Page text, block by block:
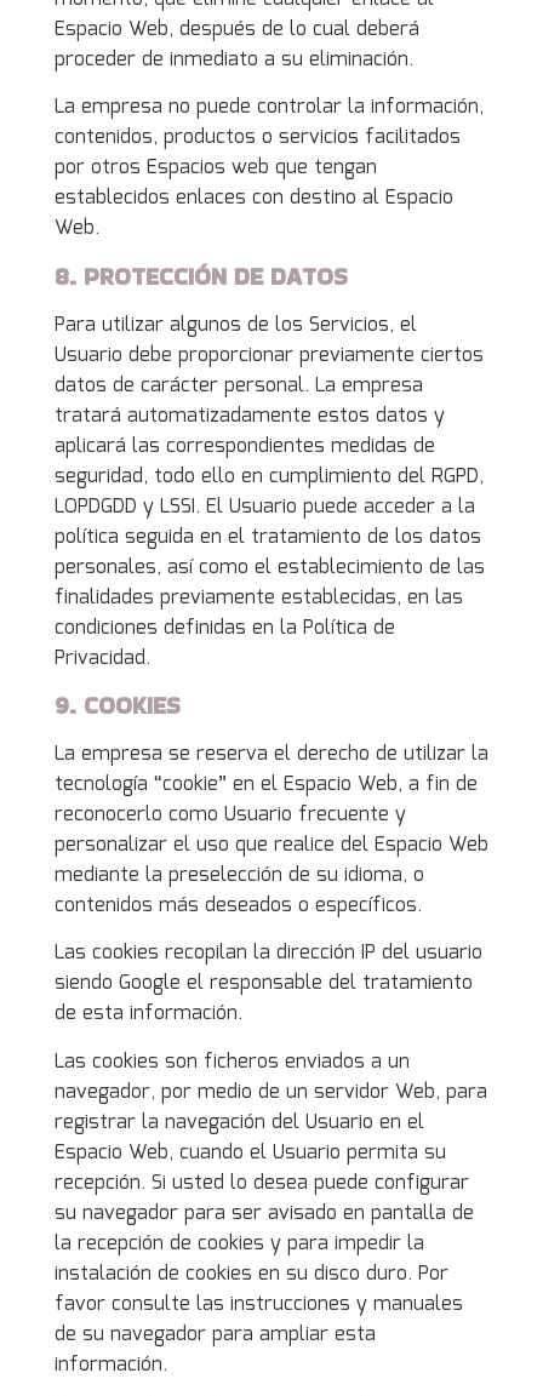
Espacio Web, después de lo cual deberá
proceder de inmediato a su eliminación.
La empresa no puede controlar la información,
contenidos, productos o servicios facilitados
por otros Espacios web que tengan
establecidos enlaces con destino al Espacio
Web.
8. PROTECCIÓN DE DATOS
Para utilizar algunos de los Servicios, el
Usuario debe proporcionar previamente ciertos
datos de carácter personal. La empresa
tratará automatizadamente estos datos y
aplicará las correspondientes medidas de
seguridad, todo ello en cumplimiento del RGPD,
LOPDGDD y LSSI. El Usuario puede acceder a la
política seguida en el tratamiento de los datos
personales, así como el establecimiento de las
finalidades previamente establecidas, en las
condiciones definidas en la Política de
Privacidad.
9. COOKIES
La empresa se reserva el derecho de utilizar la
tecnología “cookie” en el Espacio Web, a fin de
reconocerlo como Usuario frecuente y
personalizar el uso que realice del Espacio Web
mediante la preselección de su idioma, o
contenidos más deseados o específicos.
Las cookies recopilan la dirección IP del usuario
siendo Google el responsable del tratamiento
de esta información.
Las cookies son ficheros enviados a un
navegador, por medio de un servidor Web, para
registrar la navegación del Usuario en el
Espacio Web, cuando el Usuario permita su
recepción. Si usted lo desea puede configurar
su navegador para ser avisado en pantalla de
la recepción de cookies y para impedir la
instalación de cookies en su disco duro. Por
favor consulte las instrucciones y manuales
de su navegador para ampliar esta
información.